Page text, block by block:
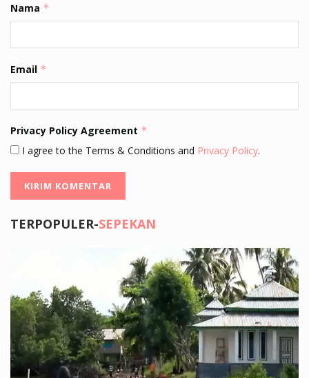
Nama *
Email *
Privacy Policy Agreement *
I agree to the Terms & Conditions and Privacy Policy.
TERPOPULER-SEPEKAN